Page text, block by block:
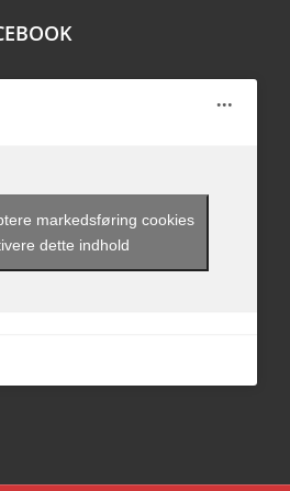
markedsføring cookies
dette indhold